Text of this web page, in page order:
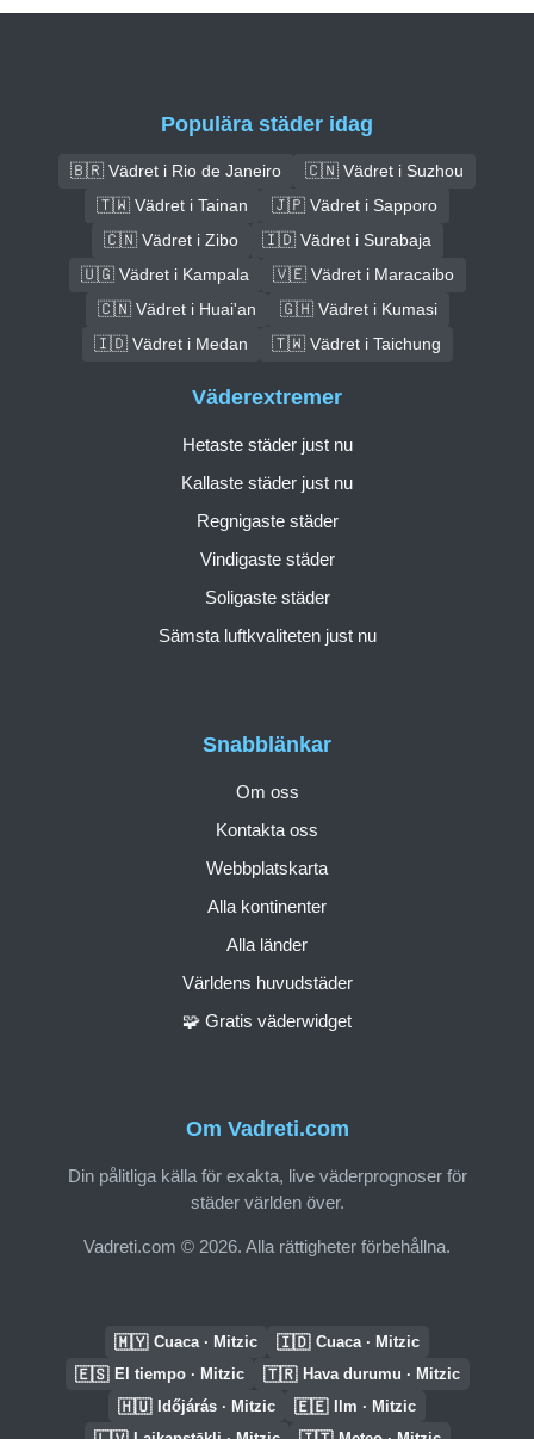
Populära städer idag
🇧🇷 Vädret i Rio de Janeiro
🇨🇳 Vädret i Suzhou
🇹🇼 Vädret i Tainan
🇯🇵 Vädret i Sapporo
🇨🇳 Vädret i Zibo
🇮🇩 Vädret i Surabaja
🇺🇬 Vädret i Kampala
🇻🇪 Vädret i Maracaibo
🇨🇳 Vädret i Huai'an
🇬🇭 Vädret i Kumasi
🇮🇩 Vädret i Medan
🇹🇼 Vädret i Taichung
Om Vadreti.com
Din pålitliga källa för exakta, live väderprognoser för
städer världen över.
Vadreti.com © 2026. Alla rättigheter förbehållna.
Snabblänkar
Om oss
Kontakta oss
Webbplatskarta
Alla kontinenter
Alla länder
Världens huvudstäder
🧩 Gratis väderwidget
Väderextremer
Hetaste städer just nu
Kallaste städer just nu
Regnigaste städer
Vindigaste städer
Soligaste städer
Sämsta luftkvaliteten just nu
🇲🇾 Cuaca · Mitzic 🇮🇩 Cuaca · Mitzic
🇪🇸 El tiempo · Mitzic 🇹🇷 Hava durumu · Mitzic
🇭🇺 Időjárás · Mitzic 🇪🇪 Ilm · Mitzic